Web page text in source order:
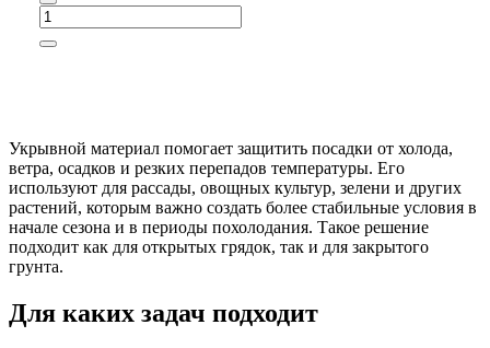
Укрывной материал помогает защитить посадки от холода,
ветра, осадков и резких перепадов температуры. Его
используют для рассады, овощных культур, зелени и других
растений, которым важно создать более стабильные условия в
начале сезона и в периоды похолодания. Такое решение
подходит как для открытых грядок, так и для закрытого
грунта.
Для каких задач подходит